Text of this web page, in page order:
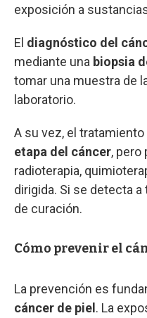
exposición a
El diagnóstico del
mediante una biopsia
tomar una muestra de
laboratorio.
A su vez, el
etapa del cáncer, pero
radioterapia,
dirigida. Si se detecta
de curación.
Cómo prevenir el
La prevención es
cáncer de piel . La